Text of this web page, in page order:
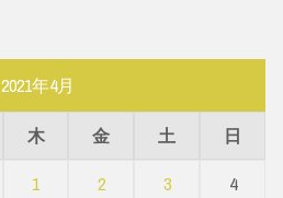
2021年4月
木 金 土
日
1
2 3
4